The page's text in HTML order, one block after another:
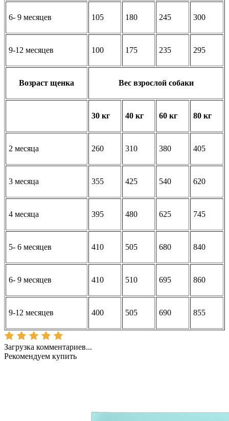
6- 9 месяцев 105 180 245 300
9-12 месяцев 100 175 235 295
Возраст щенка Вес взрослой собаки
30 кг 40 кг 60 кг 80 кг
2 месяца 260 310 380 405
3 месяца 355 425 540 620
4 месяца 395 480 625 745
5- 6 месяцев 410 505 680 840
6- 9 месяцев 410 510 695 860
9-12 месяцев 400 505 690 855
Загрузка комментариев...
Рекомендуем купить